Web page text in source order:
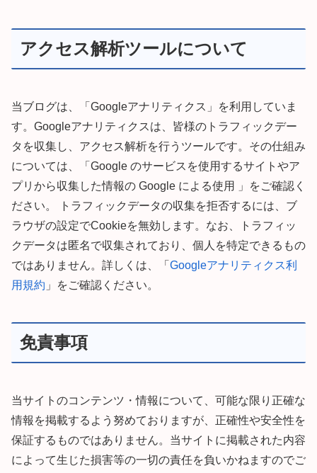
アクセス解析ツールについて
当ブログは、「Googleアナリティクス」を利用していま
す。Googleアナリティクスは、皆様のトラフィックデー
タを収集し、アクセス解析を行うツールです。その仕組み
については、「Google のサービスを使用するサイトやア
プリから収集した情報の Google による使用 」をご確認く
ださい。 トラフィックデータの収集を拒否するには、ブ
ラウザの設定でCookieを無効します。なお、トラフィッ
クデータは匿名で収集されており、個人を特定できるもの
ではありません。詳しくは、「 Googleアナリティクス利
用規約 」をご確認ください。
免責事項
当サイトのコンテンツ・情報について、可能な限り正確な
情報を掲載するよう努めておりますが、正確性や安全性を
保証するものではありません。当サイトに掲載された内容
によって生じた損害等の一切の責任を負いかねますのでご